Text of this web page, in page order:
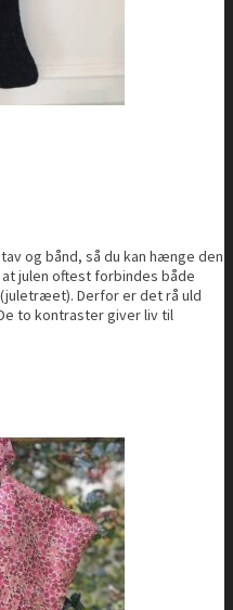
og bånd, så du kan hænge den
julen oftest forbindes både
Derfor er det rå uld
to kontraster giver liv til